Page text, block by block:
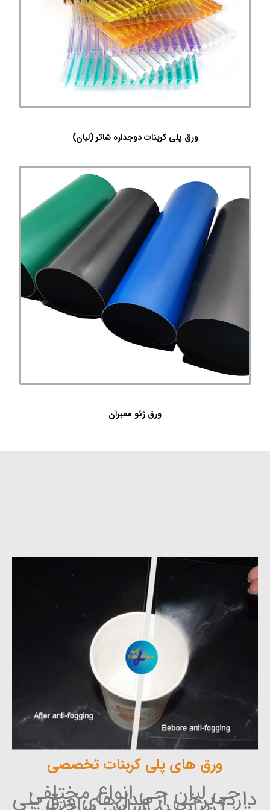
ورق پلی کربنات دوجداره شاتر (لیان)
ورق ژئو ممبران
ورق های پلی کربنات تخصصی
جی لیان جی انواع مختلفی
دارد، برخی از مدل‌های ورق پلی